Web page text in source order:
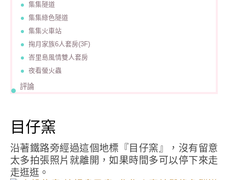
集集隧道
集集綠色隧道
集集火車站
掬月家族6人套房(3F)
峇里島風情雙人套房
夜看螢火蟲
評論
目仔窯
沿著鐵路旁經過這個地標『目仔窯』，沒有留意
太多拍張照片就離開，如果時間多可以停下來走
走逛逛。